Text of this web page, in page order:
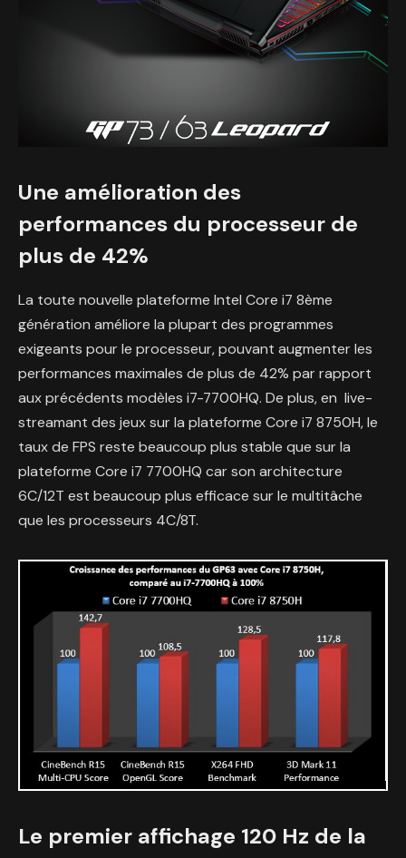
Une amélioration des
performances du processeur de
plus de 42%
La toute nouvelle plateforme Intel Core i7 8ème
génération améliore la plupart des programmes
exigeants pour le processeur, pouvant augmenter les
performances maximales de plus de 42% par rapport
aux précédents modèles i7-7700HQ. De plus, en live-
streamant des jeux sur la plateforme Core i7 8750H, le
taux de FPS reste beaucoup plus stable que sur la
plateforme Core i7 7700HQ car son architecture
6C/12T est beaucoup plus efficace sur le multitâche
que les processeurs 4C/8T.
Le premier affichage 120 Hz de la